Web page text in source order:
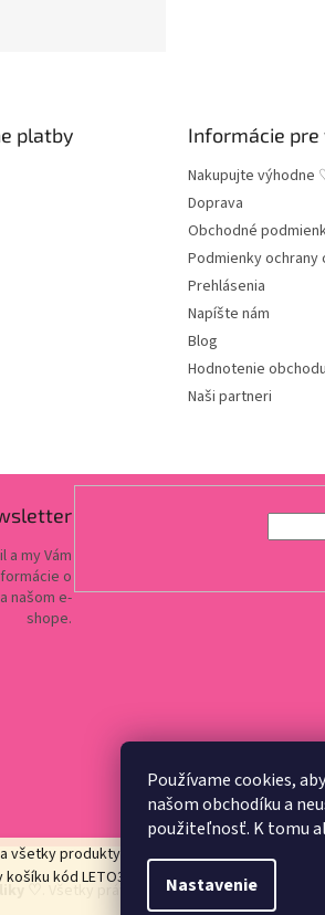
Používame cookies,
našom obchodíku a
použiteľnosť. K tomu
Nastavenie
všetky produkty v kategórii LETO33.
kód LETO33
platby Informácie pre
Nakupujte výhodne
Doprava
Obchodné
Podmienky ochrany
Prehlásenia
Napíšte nám
Blog
Hodnotenie obchodu
Naši partneri
a my Vám
o
našom e-
shope.
. Všetky práva vyhradené.Upraviť